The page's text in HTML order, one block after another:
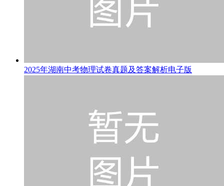
2025年湖南中考物理试卷真题及答案解析电子版